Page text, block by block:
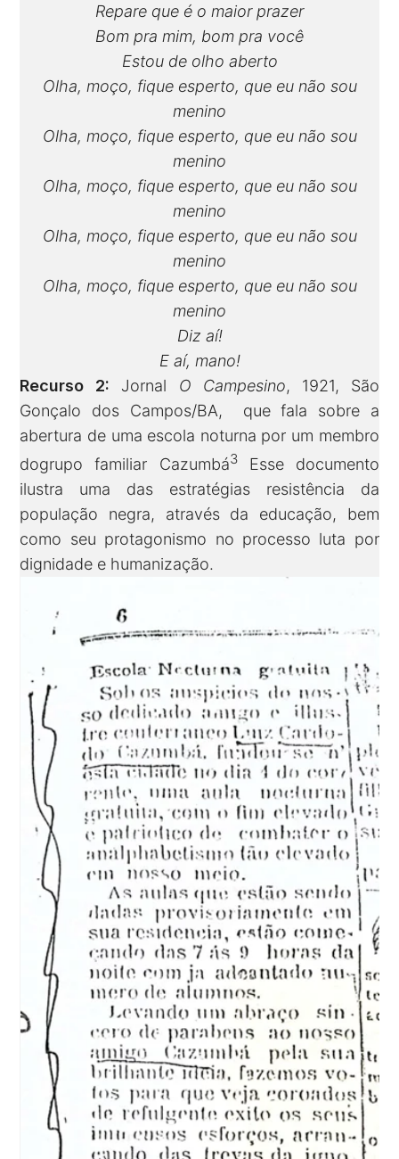
Repare que é o maior prazer
Bom pra mim, bom pra você
Estou de olho aberto
Olha, moço, fique esperto, que eu não sou
menino
Olha, moço, fique esperto, que eu não sou
menino
Olha, moço, fique esperto, que eu não sou
menino
Olha, moço, fique esperto, que eu não sou
menino
Olha, moço, fique esperto, que eu não sou
menino
Diz aí!
E aí, mano!
Recurso 2: Jornal O Campesino, 1921, São
Gonçalo dos Campos/BA, que fala sobre a
abertura de uma escola noturna por um membro
dogrupo familiar Cazumbá3Esse documento
ilustra uma das estratégias resistência da
população negra, através da educação, bem
como seu protagonismo no processo luta por
dignidade e humanização.